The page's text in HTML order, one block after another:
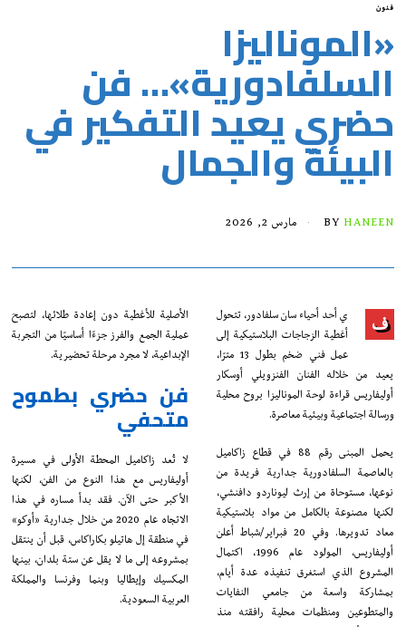
فنون
«الموناليزا
السلفادورية»… فن
حضري يعيد التفكير في
البيئة والجمال
BY HANEEN مارس 2, 2026
ف
ي أحد أحياء سان سلفادور، تتحول
أغطية الزجاجات البلاستيكية إلى
عمل فني ضخم بطول 13 مترًا،
يعيد من خلاله الفنان الفنزويلي أوسكار
أوليفاريس قراءة لوحة الموناليزا بروح محلية
ورسالة اجتماعية وبيئية معاصرة.
يحمل المبنى رقم 88 في قطاع زاكاميل
بالعاصمة السلفادورية جدارية فريدة من
نوعها، مستوحاة من إرث ليوناردو دافنشي،
لكنها مصنوعة بالكامل من مواد بلاستيكية
معاد تدويرها. وفي 20 فبراير/شباط أعلن
أوليفاريس، المولود عام 1996، اكتمال
المشروع الذي استغرق تنفيذه عدة أيام،
بمشاركة واسعة من جامعي النفايات
والمتطوعين ومنظمات محلية رافقته منذ
الأصلية للأغطية دون إعادة طلائها، لتصبح
عملية الجمع والفرز جزءًا أساسيًا من التجربة
الإبداعية، لا مجرد مرحلة تحضيرية.
فن حضري بطموح
متحفي
لا تُعد زاكاميل المحطة الأولى في مسيرة
أوليفاريس مع هذا النوع من الفن، لكنها
الأكبر حتى الآن. فقد بدأ مساره في هذا
الاتجاه عام 2020 من خلال جدارية «أوكو»
في منطقة إل هاتيلو بكاراكاس، قبل أن ينتقل
بمشروعه إلى ما لا يقل عن ستة بلدان، بينها
المكسيك وإيطاليا وبنما وفرنسا والمملكة
العربية السعودية.